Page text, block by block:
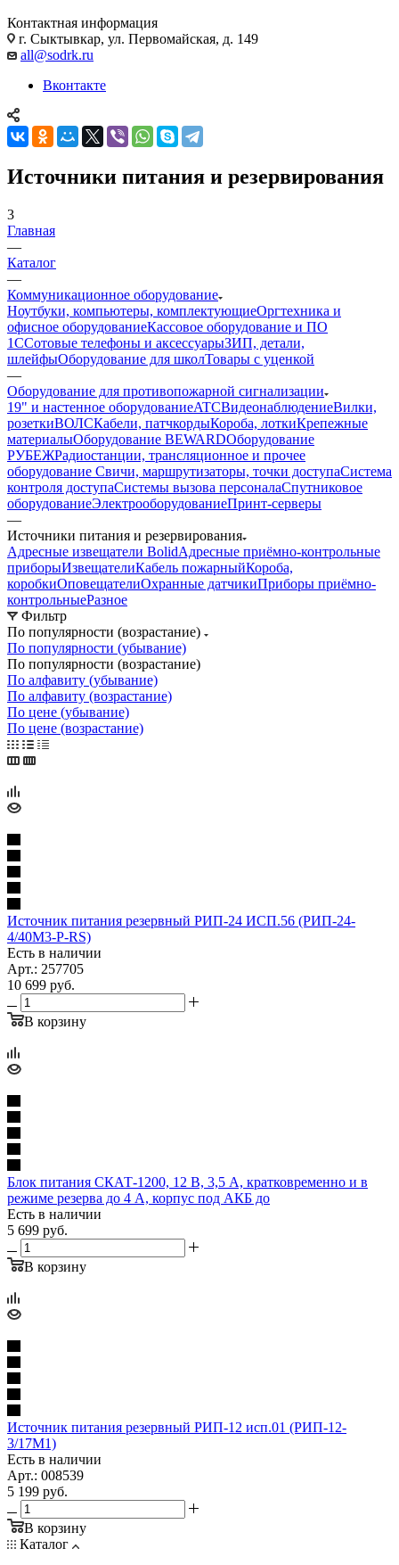
Контактная информация
г. Сыктывкар, ул. Первомайская, д. 149
all@sodrk.ru
Вконтакте
Источники питания и резервирования
3
Главная
—
Каталог
—
Коммуникационное оборудование
Ноутбуки, компьютеры, комплектующиеОргтехника и
офисное оборудованиеКассовое оборудование и ПО
1ССотовые телефоны и аксессуарыЗИП, детали,
шлейфыОборудование для школТовары с уценкой
—
Оборудование для противопожарной сигнализации
19" и настенное оборудованиеATCВидеонаблюдениеВилки,
розеткиВОЛСКабели, патчкордыКороба, лоткиКрепежные
материалыОборудование BEWARDОборудование
РУБЕЖРадиостанции, трансляционное и прочее
оборудование Свичи, маршрутизаторы, точки доступаСистема
контроля доступаСистемы вызова персоналаСпутниковое
оборудованиеЭлектрооборудованиеПринт-серверы
—
Источники питания и резервирования
Адресные извещатели BolidАдресные приёмно-контрольные
приборыИзвещателиКабель пожарныйКороба,
коробкиОповещателиОхранные датчикиПриборы приёмно-
контрольныеРазное
Фильтр
По популярности (возрастание)
По популярности (убывание)
По популярности (возрастание)
По алфавиту (убывание)
По алфавиту (возрастание)
По цене (убывание)
По цене (возрастание)
Источник питания резервный РИП-24 ИСП.56 (РИП-24-
4/40М3-Р-RS)
Есть в наличии
Арт.: 257705
10 699 руб.
В корзину
Блок питания СКАТ-1200, 12 В, 3,5 А, кратковременно и в
режиме резерва до 4 А, корпус под АКБ до
Есть в наличии
5 699 руб.
В корзину
Источник питания резервный РИП-12 исп.01 (РИП-12-
3/17М1)
Есть в наличии
Арт.: 008539
5 199 руб.
В корзину
Каталог